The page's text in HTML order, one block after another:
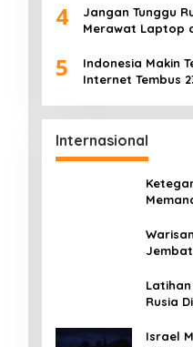
4
Jangan Tunggu
Merawat Laptop
5
Indonesia Makin
Internet Tembus
Internasional
Rusia
Israel